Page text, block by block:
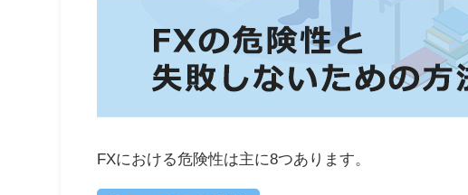
FXにおける危険性は主に8つあります。